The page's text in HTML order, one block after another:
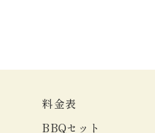
料金表
BBQセット